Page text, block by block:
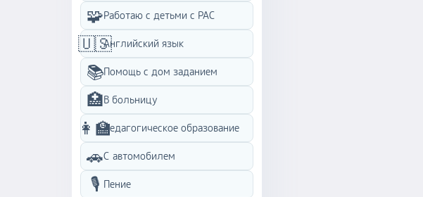
🧩Работаю с детьми с PAC
🇺🇸Английский язык
📚Помощь с дом заданием
🏥В больницу
👩‍🏫Педагогическое образование
🚗С автомобилем
🎙️ Пение